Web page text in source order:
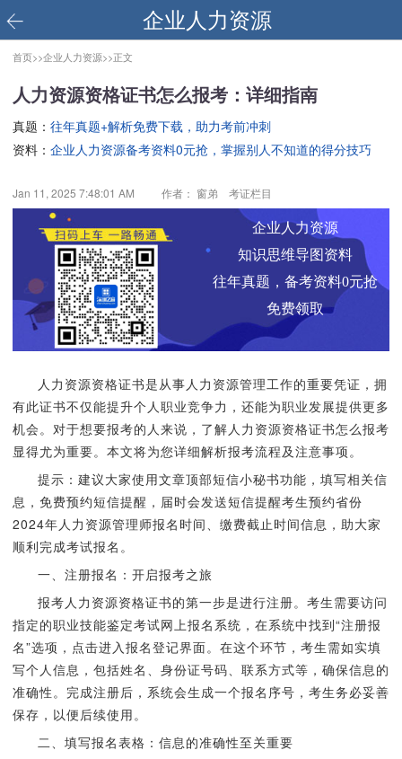
企业人力资源
首页>>企业人力资源>>正文
人力资源资格证书怎么报考：详细指南
真题： 往年真题+解析免费下载，助力考前冲刺
资料： 企业人力资源备考资料0元抢，掌握别人不知道的得分技巧
Jan 11, 2025 7:48:01 AM 作者： 窗弟 考证栏目
企业人力资源
知识思维导图资料
往年真题，备考资料0元抢
免费领取
人力资源资格证书是从事人力资源管理工作的重要凭证，拥
有此证书不仅能提升个人职业竞争力，还能为职业发展提供更多
机会。对于想要报考的人来说，了解人力资源资格证书怎么报考
显得尤为重要。本文将为您详细解析报考流程及注意事项。
提示：建议大家使用文章顶部短信小秘书功能，填写相关信
息，免费预约短信提醒，届时会发送短信提醒考生预约省份
2024年人力资源管理师报名时间、缴费截止时间信息，助大家
顺利完成考试报名。
一、注册报名：开启报考之旅
报考人力资源资格证书的第一步是进行注册。考生需要访问
指定的职业技能鉴定考试网上报名系统，在系统中找到“注册报
名”选项，点击进入报名登记界面。在这个环节，考生需如实填
写个人信息，包括姓名、身份证号码、联系方式等，确保信息的
准确性。完成注册后，系统会生成一个报名序号，考生务必妥善
保存，以便后续使用。
二、填写报名表格：信息的准确性至关重要